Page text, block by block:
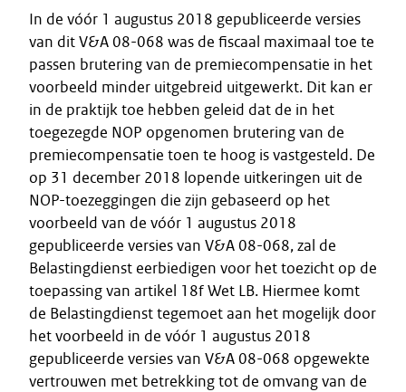
In de vóór 1 augustus 2018 gepubliceerde versies
van dit V&A 08-068 was de fiscaal maximaal toe te
passen brutering van de premiecompensatie in het
voorbeeld minder uitgebreid uitgewerkt. Dit kan er
in de praktijk toe hebben geleid dat de in het
toegezegde NOP opgenomen brutering van de
premiecompensatie toen te hoog is vastgesteld. De
op 31 december 2018 lopende uitkeringen uit de
NOP-toezeggingen die zijn gebaseerd op het
voorbeeld van de vóór 1 augustus 2018
gepubliceerde versies van V&A 08-068, zal de
Belastingdienst eerbiedigen voor het toezicht op de
toepassing van artikel 18f Wet LB. Hiermee komt
de Belastingdienst tegemoet aan het mogelijk door
het voorbeeld in de vóór 1 augustus 2018
gepubliceerde versies van V&A 08-068 opgewekte
vertrouwen met betrekking tot de omvang van de